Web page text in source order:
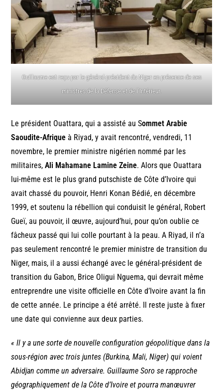
Guillaume est reçu par le général-président du Niger en présence de ses
ministres de la Défense et de l’Intérieur.
Le président Ouattara, qui a assisté au Sommet Arabie
Saoudite-Afrique à Riyad, y avait rencontré, vendredi, 11
novembre, le premier ministre nigérien nommé par les
militaires,Ali Mahamane Lamine Zeine. Alors que Ouattara
lui-même est le plus grand putschiste de Côte d’Ivoire qui
avait chassé du pouvoir, Henri Konan Bédié, en décembre
1999, et soutenu la rébellion qui conduisit le général, Robert
Gueï, au pouvoir, il œuvre, aujourd’hui, pour qu’on oublie ce
fâcheux passé qui lui colle pourtant à la peau. A Riyad, il n’a
pas seulement rencontré le premier ministre de transition du
Niger, mais, il a aussi échangé avec le général-président de
transition du Gabon, Brice Oligui Nguema, qui devrait même
entreprendre une visite officielle en Côte d’Ivoire avant la fin
de cette année. Le principe a été arrêté. Il reste juste à fixer
une date qui convienne aux deux parties.
« Il y a une sorte de nouvelle configuration géopolitique dans la
sous-région avec trois juntes (Burkina, Mali, Niger) qui voient
Abidjan comme un adversaire. Guillaume Soro se rapproche
géographiquement de la Côte d’Ivoire et pourra manœuvrer